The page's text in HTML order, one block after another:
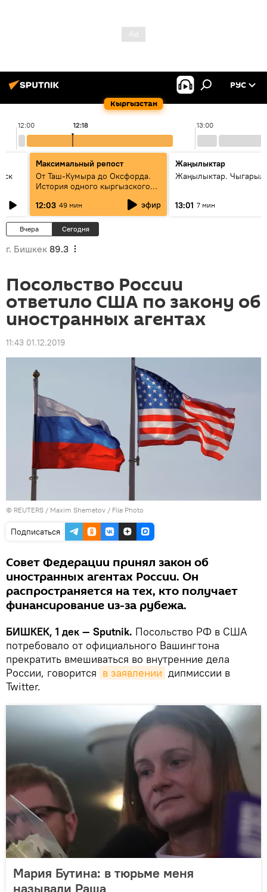
Кыргызстан
РУС
12:00 13:00
12:18
Максимальный репост
От Таш-Кумыра до Оксфорда.
История одного кыргызского
12:03 49 мин эфир
Жаңылыктар
Жаңылыктар.
13:01 7 мин
Вчера Сегодня
г. Бишкек 89.3
Посольство России
ответило США по закону об
иностранных агентах
11:43 01.12.2019
© REUTERS / Maxim Shemetov / File Photo
Подписаться
Совет Федерации принял закон об
иностранных агентах России. Он
распространяется на тех, кто получает
финансирование из-за рубежа.
БИШКЕК, 1 дек — Sputnik. Посольство РФ в США
потребовало от официального Вашингтона
прекратить вмешиваться во внутренние дела
России, говорится в заявлении дипмиссии в
Twitter.
Мария Бутина: в тюрьме меня
называли Раша